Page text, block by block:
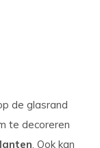
de glasrand
te decoreren
. Ook kan